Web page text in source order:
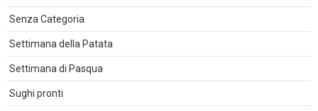
Senza Categoria
Settimana della Patata
Settimana di Pasqua
Sughi pronti